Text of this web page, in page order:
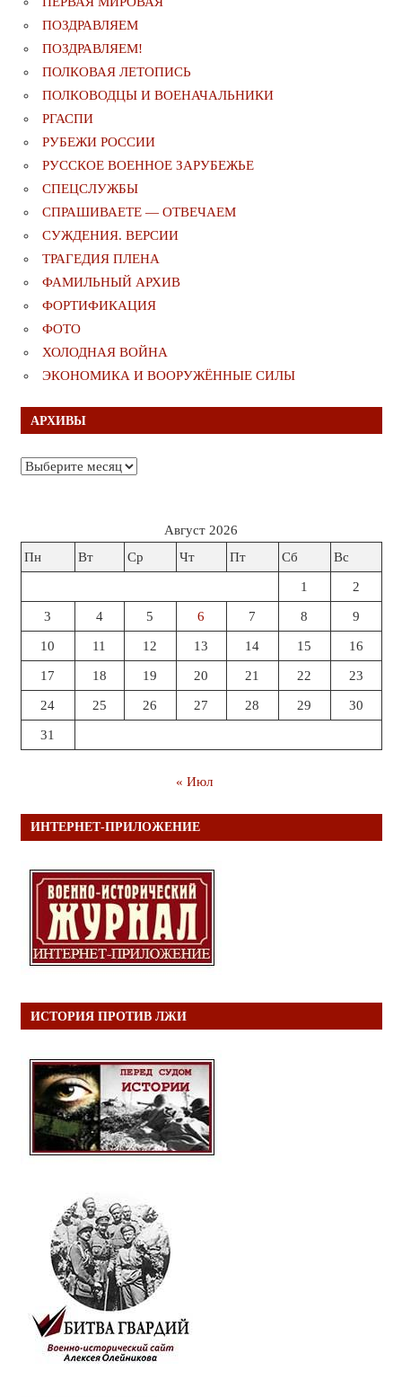
ПОЗДРАВЛЯЕМ
ПОЗДРАВЛЯЕМ!
ПОЛКОВАЯ ЛЕТОПИСЬ
ПОЛКОВОДЦЫ И ВОЕНАЧАЛЬНИКИ
РГАСПИ
РУБЕЖИ РОССИИ
РУССКОЕ ВОЕННОЕ ЗАРУБЕЖЬЕ
СПЕЦСЛУЖБЫ
СПРАШИВАЕТЕ — ОТВЕЧАЕМ
СУЖДЕНИЯ. ВЕРСИИ
ТРАГЕДИЯ ПЛЕНА
ФАМИЛЬНЫЙ АРХИВ
ФОРТИФИКАЦИЯ
ФОТО
ХОЛОДНАЯ ВОЙНА
ЭКОНОМИКА И ВООРУЖЁННЫЕ СИЛЫ
АРХИВЫ
Архивы
Август 2026
Пн
Вт Ср Чт Пт Сб Вс
1 2
3 4 5 6 7 8 9
10 11 12 13 14 15 16
17 18 19 20 21 22 23
24 25 26 27 28 29 30
31
« Июл
ИНТЕРНЕТ-ПРИЛОЖЕНИЕ
ИСТОРИЯ ПРОТИВ ЛЖИ